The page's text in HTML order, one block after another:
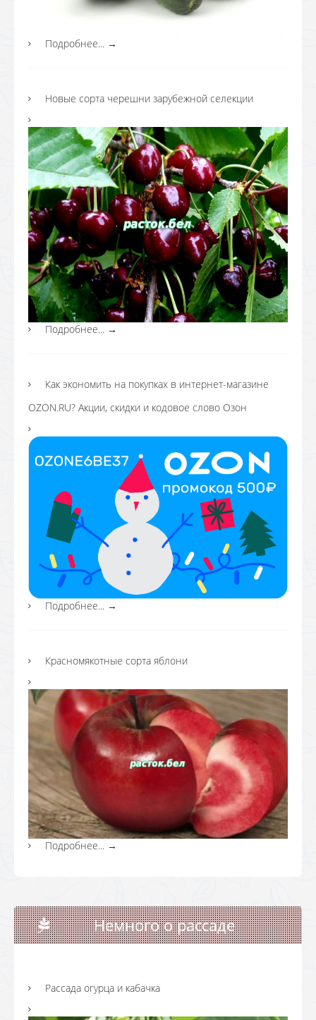
Подробнее... →
Новые сорта черешни зарубежной селекции
Подробнее... →
Как экономить на покупках в интернет-магазине
OZON.RU? Акции, скидки и кодовое слово Озон
Подробнее... →
Красномякотные сорта яблони
Подробнее... →
Немного о рассаде
Рассада огурца и кабачка